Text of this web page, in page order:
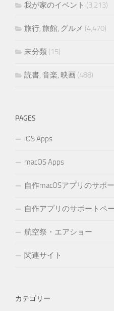
我が家のイベント (3,213)
旅行, 旅館, グルメ (4,470)
未分類 (15)
読書, 音楽, 映画 (488)
PAGES
iOS Apps
macOS Apps
自作macOSアプリのサポ
自作アプリのサポートペ
航空祭・エアショー
関連サイト
カテゴリー